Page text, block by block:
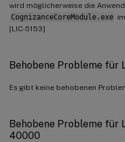
wird möglicherweise die
CognizanceCoreModule.exe
[LIC-5153]
Behobene Probleme für
Es gibt keine behobenen
Behobene Probleme für
40000